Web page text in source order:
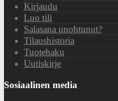
Kirjaudu
Luo tili
Salasana unohtunut?
Tilaushistoria
Tuotehaku
Uutiskirje
Sosiaalinen media